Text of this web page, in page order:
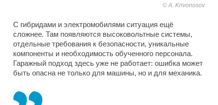
A. Krivonosov
С гибридами и электромобилями ситуация ещё
сложнее. Там появляются высоковольтные системы,
отдельные требования к безопасности, уникальные
компоненты и необходимость обученного персонала.
Гаражный подход здесь уже не работает: ошибка может
быть опасна не только для машины, но и для механика.